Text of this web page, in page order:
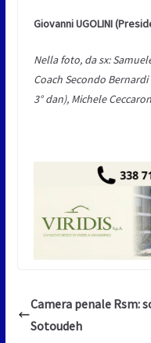
Giovanni UGOLINI
Nellafoto, da sx:
Coach Secondo Bernardi
3° dan), Michele
Camera penale Rsm:
Sotoudeh